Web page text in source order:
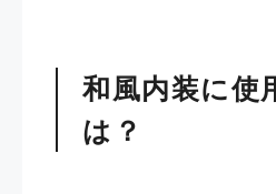
和風内装に使
は？